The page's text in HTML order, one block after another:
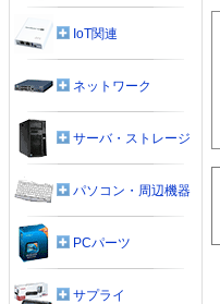
IoT関連
ネットワーク
サーバ・ストレージ
パソコン・周辺機器
PCパーツ
サプライ